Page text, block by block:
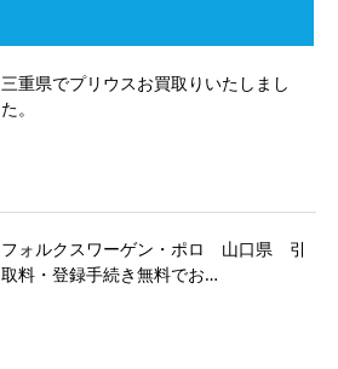
三重県でプリウスお買取りいたしまし
た。
フォルクスワーゲン・ポロ 山口県 引
取料・登録手続き無料でお…